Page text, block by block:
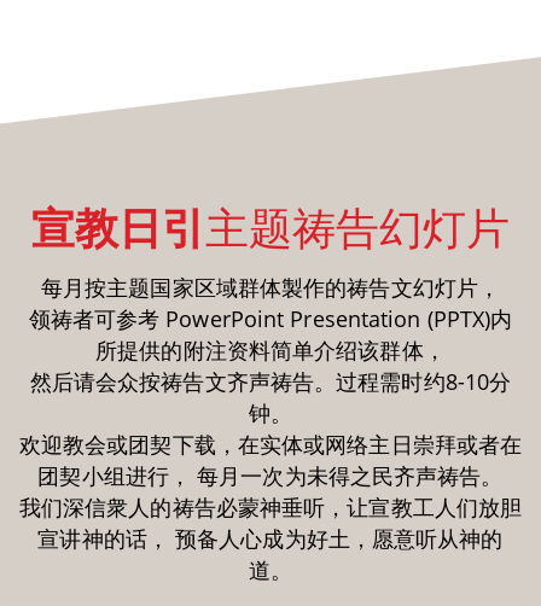
宣教日引主题祷告幻灯片
每月按主题国家区域群体製作的祷告文幻灯片，
领祷者可参考 PowerPoint Presentation (PPTX)内
所提供的附注资料简单介绍该群体，
然后请会众按祷告文齐声祷告。过程需时约8-10分
钟。
欢迎教会或团契下载，在实体或网络主日崇拜或者在
团契小组进行， 每月一次为未得之民齐声祷告。
我们深信衆人的祷告必蒙神垂听，让宣教工人们放胆
宣讲神的话， 预备人心成为好土，愿意听从神的
道。